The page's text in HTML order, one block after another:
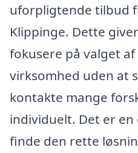
uforpligtende tilbud
Klippinge. Dette
fokusere på valget
virksomhed uden at
kontakte mange
individuelt. Det er
finde den rette